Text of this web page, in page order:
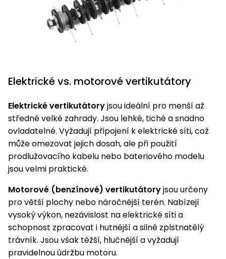
Elektrické vs. motorové vertikutátory
Elektrické vertikutátoryjsou ideální pro menší až
středně velké zahrady. Jsou lehké, tiché a snadno
ovladatelné. Vyžadují připojení k elektrické síti, což
může omezovat jejich dosah, ale při použití
prodlužovacího kabelu nebo bateriového modelu
jsou velmi praktické.
Motorové (benzínové) vertikutátoryjsou určeny
pro větší plochy nebo náročnější terén. Nabízejí
vysoký výkon, nezávislost na elektrické síti a
schopnost zpracovat i hutnější a silně zplstnatělý
trávník. Jsou však těžší, hlučnější a vyžadují
pravidelnou údržbu motoru.